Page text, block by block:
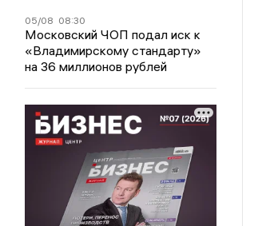
05/08 08:30
Московский ЧОП подал иск к
«Владимирскому стандарту»
на 36 миллионов рублей